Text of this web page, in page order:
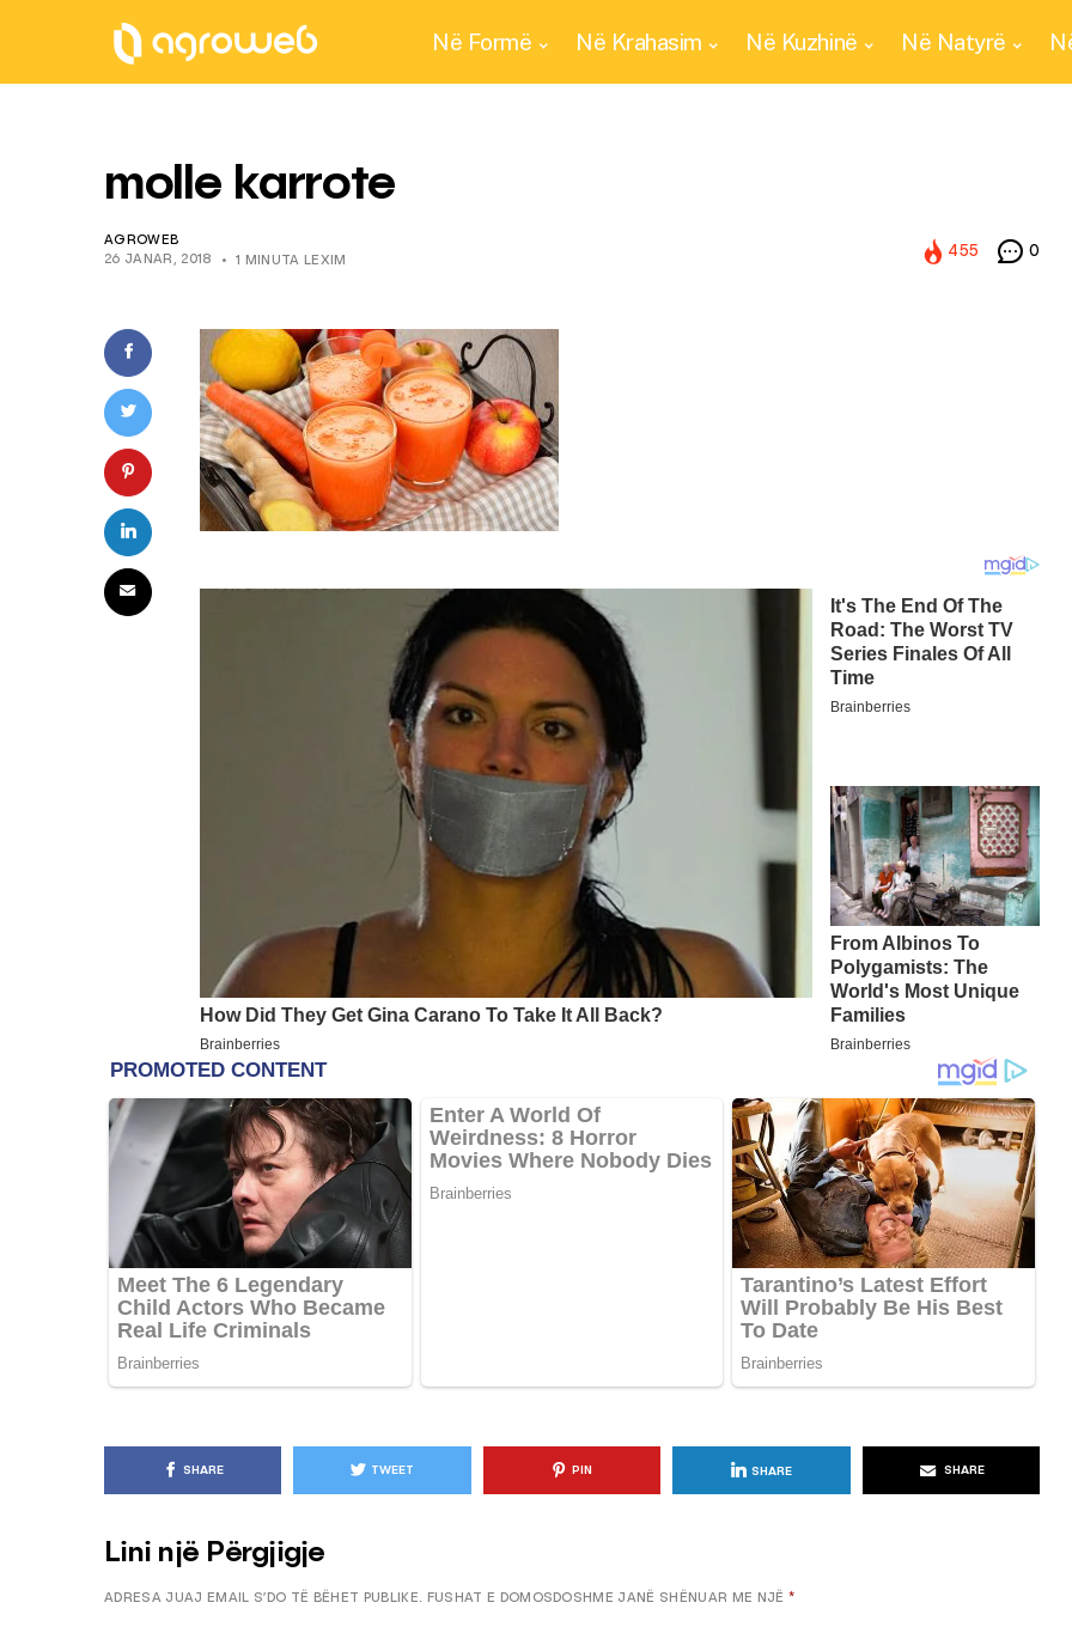
Në Formë Në Krahasim Në Kuzhinë Në Natyrë
molle karrote
AGROWEB
26 JANAR, 2018
1 MINUTA LEXIM
455 0
SHARE TWEET PIN SHARE SHARE
Lini një Përgjigje
ADRESA JUAJ EMAIL S’DO TË BËHET PUBLIKE. FUSHAT E DOMOSDOSHME JANË SHËNUAR ME NJË *
KËSHILLA & IDE
Pse Nuk Duhet të Përdorni
Letrën e Aluminit për Ruajtjen
e Ushqimeve
KËSHILLA & IDE
Rreziqet dhe Problemet që
Vijnë Nga Akulloret e
Vjetëruara
AGROWEB 10 QERSHOR, 2025